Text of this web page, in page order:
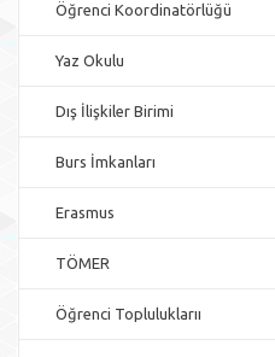
Öğrenci Koordinatörlüğü
Yaz Okulu
Dış İlişkiler Birimi
Burs İmkanları
Erasmus
TÖMER
Öğrenci Topluluklarıı